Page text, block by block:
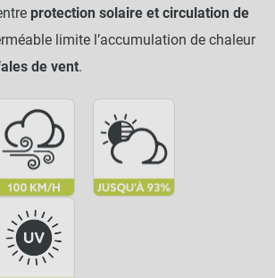
Toile d'ombrage pergola 6x3 m
perméable avec œillets à poser sur
structure
Anthracite
POUR
protection solaire et circulation de
limite l’accumulation de chaleur
de vent.